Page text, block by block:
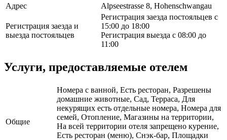
Адрес
Alpseestrasse 8, Hohenschwangau
Регистрация заезда и
выезда постояльцев
Регистрация заезда постояльцев с
15:00 до 18:00
Регистрация выезда с 08:00 до
11:00
Услуги, предоставляемые отелем
Общие
Номера с ванной, Есть ресторан, Разрешены
домашние животные, Сад, Терраса, Для
некурящих есть отдельные номера, Номера для
семей, Отопление, Магазины на территории,
На всей территории отеля запрещено курение,
Есть ресторан (меню), Снэк-бар, Площадки